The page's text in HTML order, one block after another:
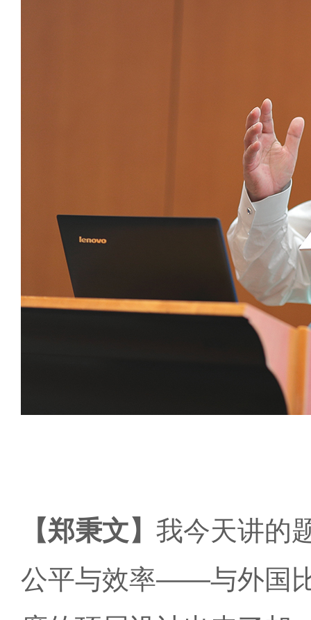
【郑秉文】 我今天讲的
公平与效率——与外国比